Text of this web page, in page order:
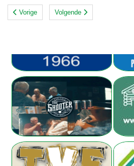
Vorige Volgende